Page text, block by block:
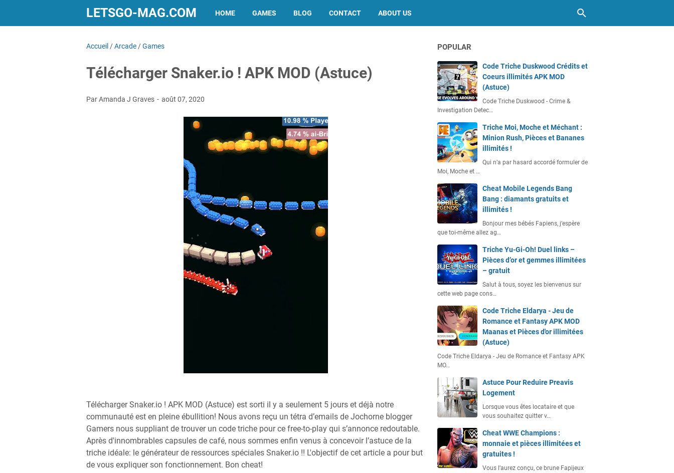
LETSGO-MAG.COM HOME GAMES BLOG CONTACT ABOUT US
Accueil /Arcade /Games
Télécharger Snaker.io ! APK MOD (Astuce)
Par Amanda J Graves août 07, 2020
Télécharger Snaker.io ! APK MOD (Astuce) est sorti il y a seulement 5 jours et déjà notre
communauté est en pleine ébullition! Nous avons reçu un tétra d’emails de Jochorne blogger
Gamers nous suppliant de trouver un code triche pour ce free-to-play qui s’annonce redoutable.
Après d'innombrables capsules de café, nous sommes enfin venus à concevoir l’astuce de la
triche idéale: le générateur de ressources spéciales Snaker.io !! L'objectif de cet article a pour but
de vous expliquer son fonctionnement. Bon cheat!
POPULAR
Code Triche Duskwood Crédits et
Coeurs illimités APK MOD
(Astuce)
Code Triche Duskwood - Crime &
Investigation Detec…
Triche Moi, Moche et Méchant :
Minion Rush, Pièces et Bananes
illimités !
Qui n’a par hasard accordé formuler de
Moi, Moche et …
Cheat Mobile Legends Bang
Bang : diamants gratuits et
illimités !
Bonjour mes bébés Fapiens, j’espère
que toi-même allez ag…
Triche Yu-Gi-Oh! Duel links –
Pièces d’or et gemmes illimitées
– gratuit
Salut à tous, soyez les bienvenus sur
cette web page cons…
Code Triche Eldarya - Jeu de
Romance et Fantasy APK MOD
Maanas et Pièces d'or illimitées
(Astuce)
Code Triche Eldarya - Jeu de Romance et Fantasy APK
MO…
Astuce Pour Reduire Preavis
Logement
Lorsque vous êtes locataire et que
vous souhaitez quitter v…
Cheat WWE Champions :
monnaie et pièces illimitées et
gratuites !
Vous l’aurez conçu, ce brune Fapijeux